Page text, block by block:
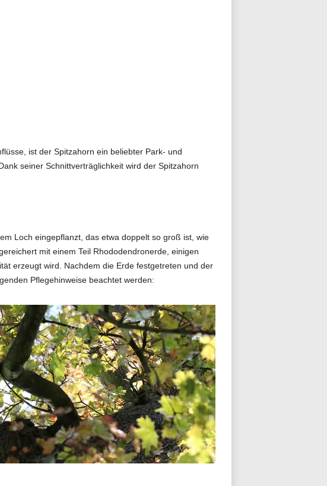
ist der Spitzahorn ein beliebter Park- und
seiner Schnittverträglichkeit wird der Spitzahorn
Loch eingepflanzt, das etwa doppelt so groß ist, wie
mit einem Teil Rhododendronerde, einigen
erzeugt wird. Nachdem die Erde festgetreten und der
Pflegehinweise beachtet werden: